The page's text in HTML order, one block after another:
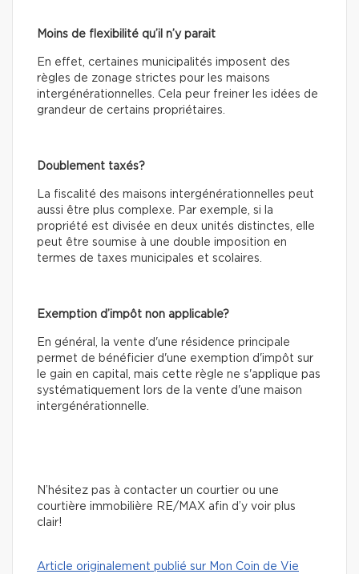
Moins de flexibilité qu’il n’y parait
En effet, certaines municipalités imposent des
règles de zonage strictes pour les maisons
intergénérationnelles. Cela peur freiner les idées de
grandeur de certains propriétaires.
Doublement taxés?
La fiscalité des maisons intergénérationnelles peut
aussi être plus complexe. Par exemple, si la
propriété est divisée en deux unités distinctes, elle
peut être soumise à une double imposition en
termes de taxes municipales et scolaires.
Exemption d’impôt non applicable?
En général, la vente d'une résidence principale
permet de bénéficier d'une exemption d'impôt sur
le gain en capital, mais cette règle ne s'applique pas
systématiquement lors de la vente d'une maison
intergénérationnelle.
N’hésitez pas à contacter un courtier ou une
courtière immobilière RE/MAX afin d’y voir plus
clair!
Article originalement publié sur Mon Coin de Vie